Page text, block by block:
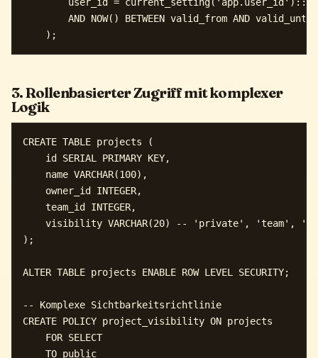
        AND NOW() BETWEEN valid_from AND valid_until
3. Rollenbasierter Zugriff mit komplexer
Logik
CREATE TABLE projects (
    id SERIAL PRIMARY KEY,
    name VARCHAR(100),
    owner_id INTEGER,
    team_id INTEGER,
visibility VARCHAR(20) -- 'private', 'team',
);
ALTER TABLE projects ENABLE ROW LEVEL SECURITY;
-- Komplexe Sichtbarkeitsrichtlinie
CREATE POLICY project_visibility ON projects
    FOR SELECT
    TO public